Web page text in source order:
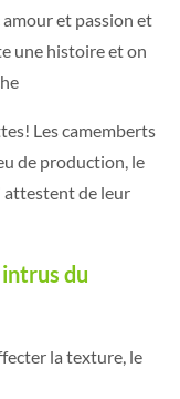
et passion et
une histoire et on
Les camemberts
de production, le
attestent de leur
du
la texture, le